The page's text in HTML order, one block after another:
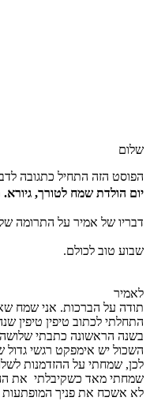
שלום
הפוסט הזה התחיל כתגובה
יום הולדת שמח לטורך,
דבריו של אמיר על התרומה
שבוע טוב לכולם.
לאמיר
תודה על הברכות. אני שמח
התחלתי לכתוב טיפין טיפין
בשנה הראשונה כתבתי
השכול יש אימפקט רגשי
לכן, שמחתי על ההזדמנות
שמחתי מאד כשקיבלתי את
לא אשכח את פניך